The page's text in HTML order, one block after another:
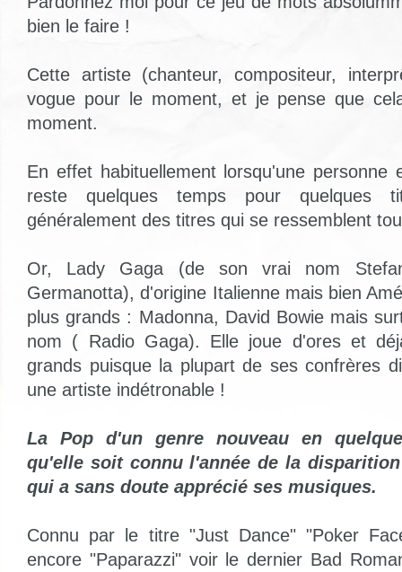
bien le faire !
Cette artiste (chanteur, compositeur,
vogue pour le moment, et je pense que
moment.
En effet habituellement lorsqu'une personne
reste quelques temps pour quelques
généralement des titres qui se ressemblent
Or, Lady Gaga (de son vrai nom
Germanotta), d'origine Italienne mais bien
plus grands : Madonna, David Bowie mais
nom ( Radio Gaga). Elle joue d'ores et
grands puisque la plupart de ses confrères
une artiste indétronable !
La Pop d'un genre nouveau en
qu'elle soit connu l'année de la
qui a sans doute apprécié ses musiques.
Connu par le titre "Just Dance" "Poker
encore "Paparazzi" voir le dernier Bad